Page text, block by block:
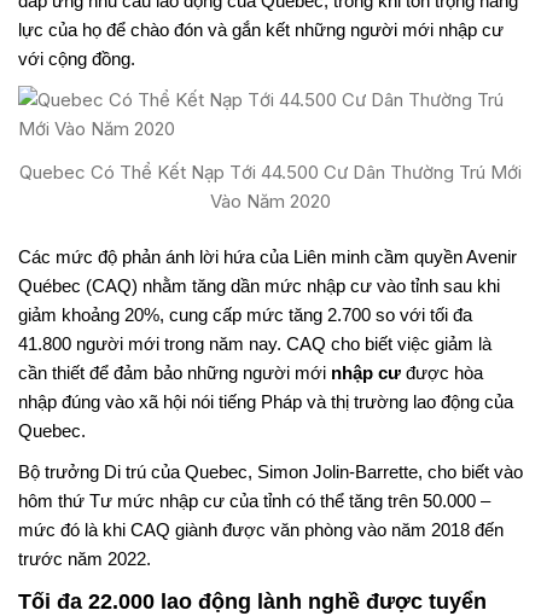
lực của họ để chào đón và gắn kết những người mới nhập cư
với cộng đồng.
Quebec Có Thể Kết Nạp Tới 44.500 Cư Dân Thường Trú Mới
Vào Năm 2020
Các mức độ phản ánh lời hứa của Liên minh cầm quyền Avenir
Québec (CAQ) nhằm tăng dần mức nhập cư vào tỉnh sau khi
giảm khoảng 20%, cung cấp mức tăng 2.700 so với tối đa
41.800 người mới trong năm nay. CAQ cho biết việc giảm là
cần thiết để đảm bảo những người mới nhập cư được hòa
nhập đúng vào xã hội nói tiếng Pháp và thị trường lao động của
Quebec.
Bộ trưởng Di trú của Quebec, Simon Jolin-Barrette, cho biết vào
hôm thứ Tư mức nhập cư của tỉnh có thể tăng trên 50.000 –
mức đó là khi CAQ giành được văn phòng vào năm 2018 đến
trước năm 2022.
Tối đa 22.000 lao động lành nghề được tuyển